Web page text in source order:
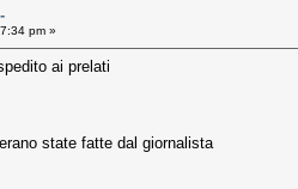
pm »
ai prelati
state fatte dal giornalista